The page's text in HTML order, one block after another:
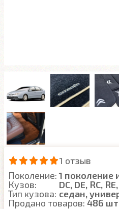
1 отзыв
Поколение: 1 поколение
Кузов:
DC, DE, RC,
Тип кузова: седан,
Продано товаров: 486